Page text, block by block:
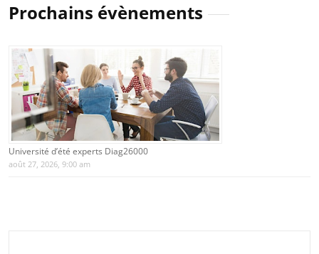
Prochains évènements
Université d’été experts Diag26000
août 27, 2026, 9:00 am